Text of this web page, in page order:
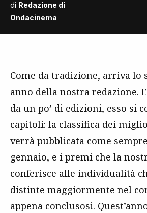
di Redazione di
Ondacinema
Come da tradizione, arriva lo
anno della nostra redazione.
da un po’ di edizioni, esso si
capitoli: la classifica dei
verrà pubblicata come
gennaio, e i premi che la
conferisce alle individualità
distinte maggiormente nel
appena conclusosi.